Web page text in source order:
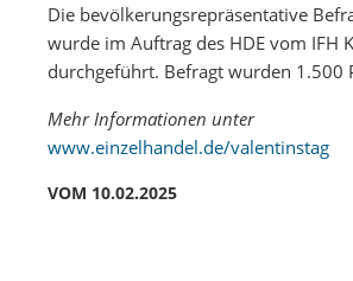
Die bevölkerungsrepräsentative
wurde im Auftrag des HDE vom IFH
durchgeführt. Befragt wurden 1.500
Mehr Informationen unter
www.einzelhandel.de/valentinstag
VOM 10.02.2025